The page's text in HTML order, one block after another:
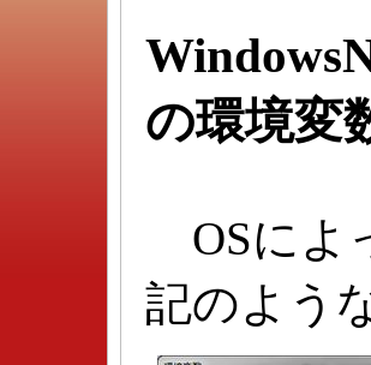
の環境変
OSによ
記のよう